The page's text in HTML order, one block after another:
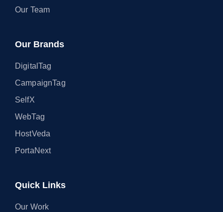
Our Team
Our Brands
DigitalTag
CampaignTag
SelfX
WebTag
HostVeda
PortaNext
Quick Links
Our Work